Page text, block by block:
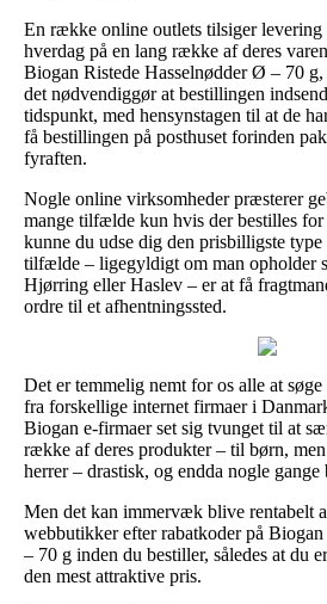
En række online outlets tilsiger levering
hverdag på en lang række af deres
Biogan Ristede Hasselnødder Ø – 70
det nødvendiggør at bestillingen
tidspunkt, med hensynstagen til at de
få bestillingen på posthuset forinden
fyraften.
Nogle online virksomheder præsterer
mange tilfælde kun hvis der bestilles for
kunne du udse dig den prisbilligste
tilfælde – ligegyldigt om man opholder
Hjørring eller Haslev – er at få
ordre til et afhentningssted.
Det er temmelig nemt for os alle at
fra forskellige internet firmaer i
Biogan e-firmaer set sig tvunget til at
række af deres produkter – til børn,
herrer – drastisk, og endda nogle gange
Men det kan immervæk blive rentabelt
webbutikker efter rabatkoder på
– 70 g inden du bestiller, således at du
den mest attraktive pris.